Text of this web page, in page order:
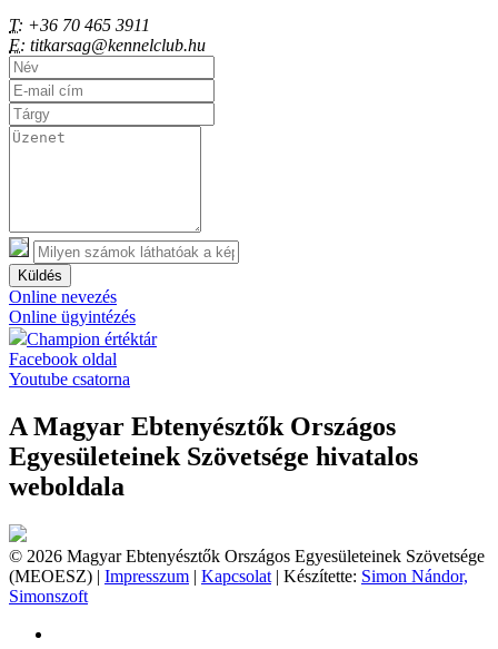
T: +36 70 465 3911
E: titkarsag@kennelclub.hu
Küldés
Online nevezés
Online ügyintézés
Champion értéktár
Facebook oldal
Youtube csatorna
A Magyar Ebtenyésztők Országos
Egyesületeinek Szövetsége hivatalos
weboldala
© 2026 Magyar Ebtenyésztők Országos Egyesületeinek Szövetsége
(MEOESZ) | Impresszum | Kapcsolat | Készítette: Simon Nándor,
Simonszoft